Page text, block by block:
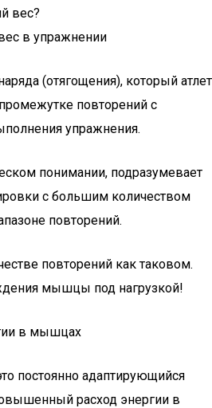
вес?
в упражнении
(отягощения), который атлет
повторений с
упражнения.
понимании, подразумевает
с большим количеством
повторений.
повторений как таковом.
мышцы под нагрузкой!
в мышцах
постоянно адаптирующийся
расход энергии в